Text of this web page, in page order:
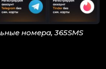
номера, 365SMS